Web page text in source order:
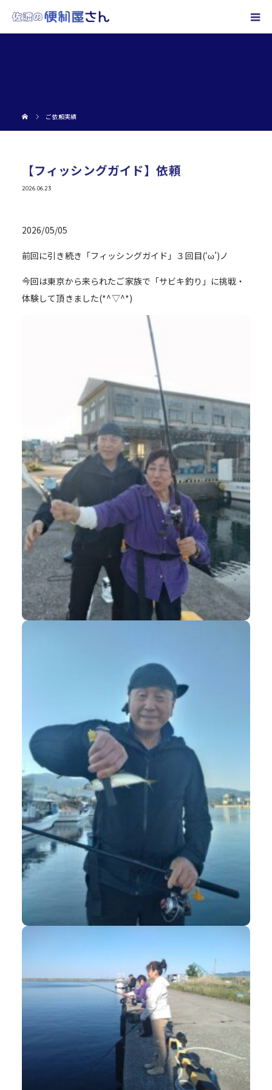
ご依頼実績
【フィッシングガイド】依頼
2026.06.23
2026/05/05
前回に引き続き「フィッシングガイド」３回目(‘ω’)ノ
今回は東京から来られたご家族で「サビキ釣り」に挑戦・
体験して頂きました(*^▽^*)